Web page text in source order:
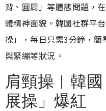
背、圓肩」等體態問題，
體精神面貌。韓國社群平
操」，每日只需3分鐘，
與緊繃等狀況。
肩頸操︱韓
展操」爆紅